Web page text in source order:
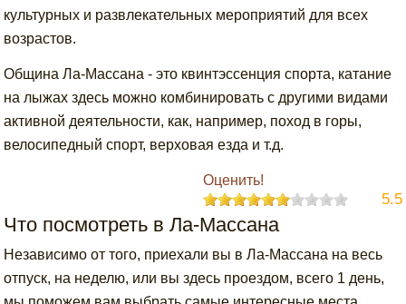
культурных и развлекательных мероприятий для всех
возрастов.
Община Ла-Массана - это квинтэссенция спорта, катание
на лыжах здесь можно комбинировать с другими видами
активной деятельности, как, например, поход в горы,
велосипедный спорт, верховая езда и т.д.
Оценить!
5.5
Что посмотреть в Ла-Массана
Независимо от того, приехали вы в Ла-Массана на весь
отпуск, на неделю, или вы здесь проездом, всего 1 день,